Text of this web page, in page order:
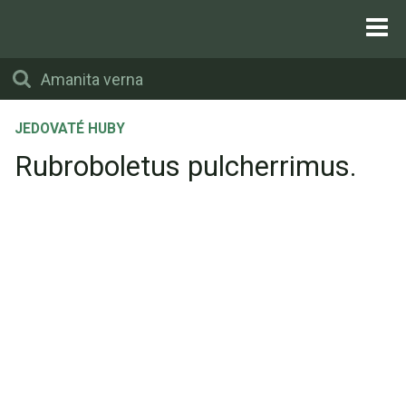
JEDOVATÉ HUBY
Rubroboletus pulcherrimus.